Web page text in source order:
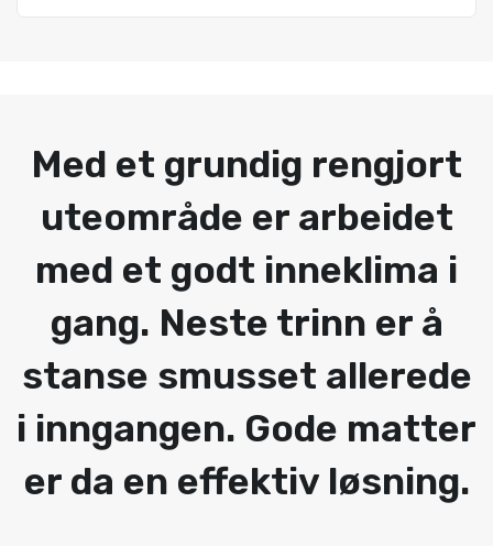
Med et grundig rengjort
uteområde er arbeidet
med et godt inneklima i
gang. Neste trinn er å
stanse smusset allerede
i inngangen. Gode matter
er da en effektiv løsning.